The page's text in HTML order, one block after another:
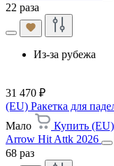
22 раза
Из-за рубежа
31 470 ₽
(EU) Ракетка для
Мало
Купить (EU)
Arrow Hit Attk 2026
68 раз